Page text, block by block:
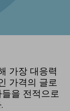
가장 대응력
가격의 글로
을 전적으로